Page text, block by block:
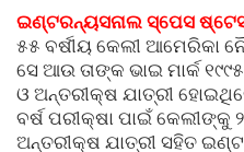
ଇଣ୍ଟରନ୍ୟସନାଲ ସ୍ପେସ
୫୫ ବର୍ଷୀୟ କେଲୀ ଆମେରିକା
ସେ ଆଉ ତାଙ୍କ ଭାଇ ମାର୍କ
ଓ ଅନ୍ତରୀକ୍ଷ ଯାତ୍ରୀ
ବର୍ଷ ପରୀକ୍ଷା ପାଇଁ କେଲୀଙ୍କୁ
ଅନ୍ତରୀକ୍ଷ ଯାତ୍ରୀ ସହିତ